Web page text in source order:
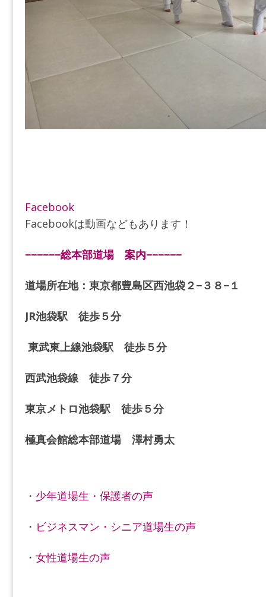
Facebook
Facebookは動画などもあります！
−−−−−−総本部道場 案内−−−−−−
道場所在地：東京都豊島区西池袋２−３８−１
JR池袋駅 徒歩５分
東武東上線池袋駅 徒歩５分
西武池袋線 徒歩７分
東京メトロ池袋駅 徒歩５分
極真会館総本部道場 澤村勇太
・ 少年道場生・保護者の声
・ ビジネスマン・シニア道場生の声
・ 女性道場生の声